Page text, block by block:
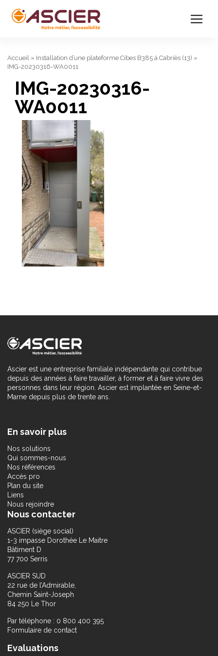
Accueil » Installation d’une plateforme Cibes B385 à Cabriès (13) »
IMG-20230316-WA0011
IMG-20230316-
WA0011
Ascier est une entreprise familiale indépendante qui contribue
depuis des années à faire travailler, à former et à faire vivre des
personnes dans leur région. Ascier est implantée en Seine-et-
Marne depuis plus de trente ans.
En savoir plus
Nos solutions
Qui sommes-nous
Nos références
Accès pro
Plan du site
Liens
Nous rejoindre
Nous contacter
ASCIER (siège social)
1-3 impasse Dorothée Le Maitre
Bâtiment D
77 700 Serris
ASCIER SUD
22 rue de l’Admirable,
Chemin Saint-Joseph
84 250 Le Thor
Par téléphone : 0 800 400 395
Formulaire de contact
Evaluations